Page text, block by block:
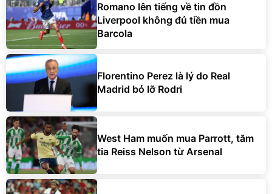
Romano lên tiếng về tin đồn
Liverpool không đủ tiền mua
Barcola
Florentino Perez là lý do Real
Madrid bỏ lỡ Rodri
West Ham muốn mua Parrott, tăm
tia Reiss Nelson từ Arsenal